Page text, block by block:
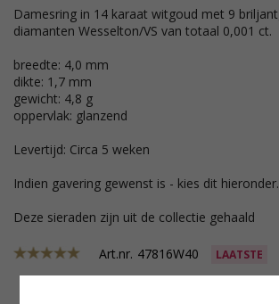
Damesring in 14 karaat witgoud met 9 briljantgeslepen
diamanten Wesselton/VS van totaal 0,001 ct.
breedte: 4,0 mm
dikte: 1,7 mm
gewicht: 4,8 g
oppervlak: glanzend
Levertijd: Circa 5 weken
Indien gavering gewenst is - kies dit hieronder.
Deze sieraden zijn uit de collectie gehaald
Art.nr. 47816W40 LAATSTE